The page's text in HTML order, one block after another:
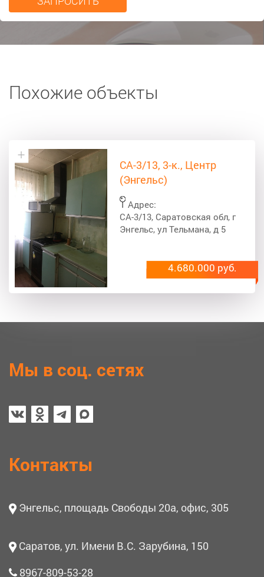
Похожие объекты
СА-3/13, 3-к., Центр
(Энгельс)
Адрес:
СА-3/13, Саратовская обл, г
Энгельс, ул Тельмана, д 5
4.680.000 руб.
Мы в соц. сетях
Контакты
Энгельс, площадь Свободы 20а, офис, 305
Саратов, ул. Имени В.С. Зарубина, 150
8967-809-53-28